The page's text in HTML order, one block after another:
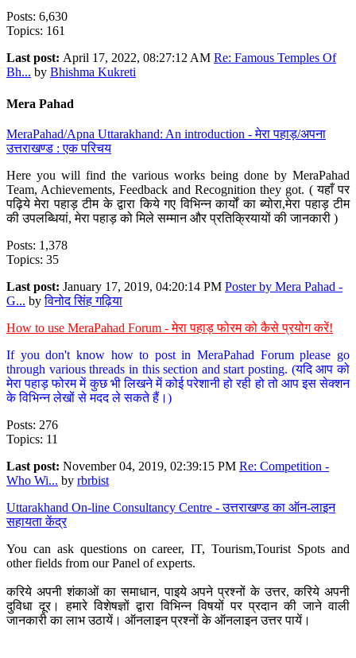
Posts: 6,630
Topics: 161
Last post: April 17, 2022, 08:27:12 AM Re: Famous Temples Of
Bh... by Bhishma Kukreti
Mera Pahad
MeraPahad/Apna Uttarakhand: An introduction - मेरा पहाड़/अपना
उत्तराखण्ड : एक परिचय
Here you will find the various works being done by MeraPahad
Team, Achievements, Feedback and Recognition they got. ( यहाँ पर
पढ़िये मेरा पहाड़ टीम के द्वारा किये गए विभिन्न कार्यों का ब्योरा,मेरा पहाड़ टीम
की उपलब्धियां, मेरा पहाड़ को मिले सम्मान और प्रतिक्रियायों की जानकारी )
Posts: 1,378
Topics: 35
Last post: January 17, 2019, 04:20:14 PM Poster by Mera Pahad -
G... byविनोद सिंह गढ़िया
How to use MeraPahad Forum - मेरा पहाड़ फोरम को कैसे प्रयोग करें!
If you don't know how to post in MeraPahad Forum please go
through various threads in this section and start posting. (यदि आप को
मेरा पहाड़ फोरम में कुछ भी लिखने में कोई परेशानी हो रही हो तो आप इस सेक्शन
के विभिन्न लेखों से मदद ले सकते हैं।)
Posts: 276
Topics: 11
Last post: November 04, 2019, 02:39:15 PM Re: Competition -
Who Wi... by rbrbist
Uttarakhand On-line Consultancy Centre - उत्तराखण्ड का ऑन-लाइन
सहायता केंद्र
You can ask questions on career, IT, Tourism,Tourist Spots and
other fields from our Panel of experts.
करिये अपनी शंकाओं का समाधान, पाइये अपने प्रश्नों के उत्तर, करिये अपनी
दुविधा दूर। हमारे विशेषज्ञों द्वारा विभिन्न विषयों पर प्रदान की जाने वाली
जानकारी का लाभ उठायें। ऑनलाइन प्रश्नों के ऑनलाइन उत्तर पायें।